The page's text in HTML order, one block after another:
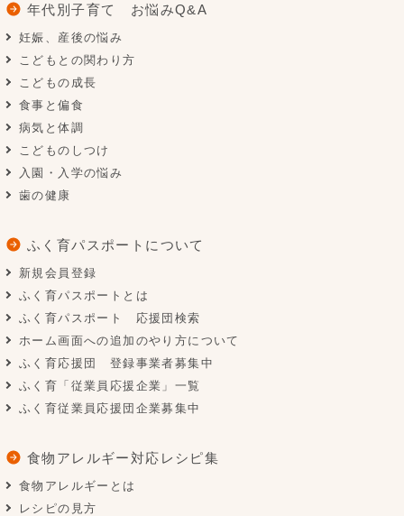
年代別子育て お悩みQ&A
妊娠、産後の悩み
こどもとの関わり方
こどもの成長
食事と偏食
病気と体調
こどものしつけ
入園・入学の悩み
歯の健康
ふく育パスポートについて
新規会員登録
ふく育パスポートとは
ふく育パスポート 応援団検索
ホーム画面への追加のやり方について
ふく育応援団 登録事業者募集中
ふく育「従業員応援企業」一覧
ふく育従業員応援団企業募集中
食物アレルギー対応レシピ集
食物アレルギーとは
レシピの見方